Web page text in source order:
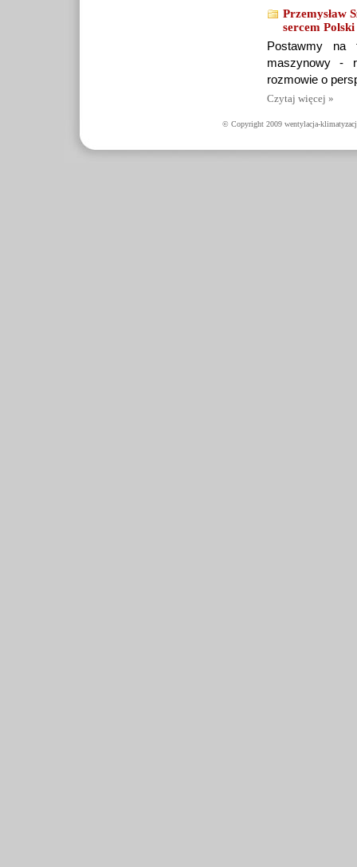
Przemysław
sercem Polski
Postawmy na
maszynowy -
rozmowie o
Czytaj więcej »
© Copyright 2009 wentylacja-